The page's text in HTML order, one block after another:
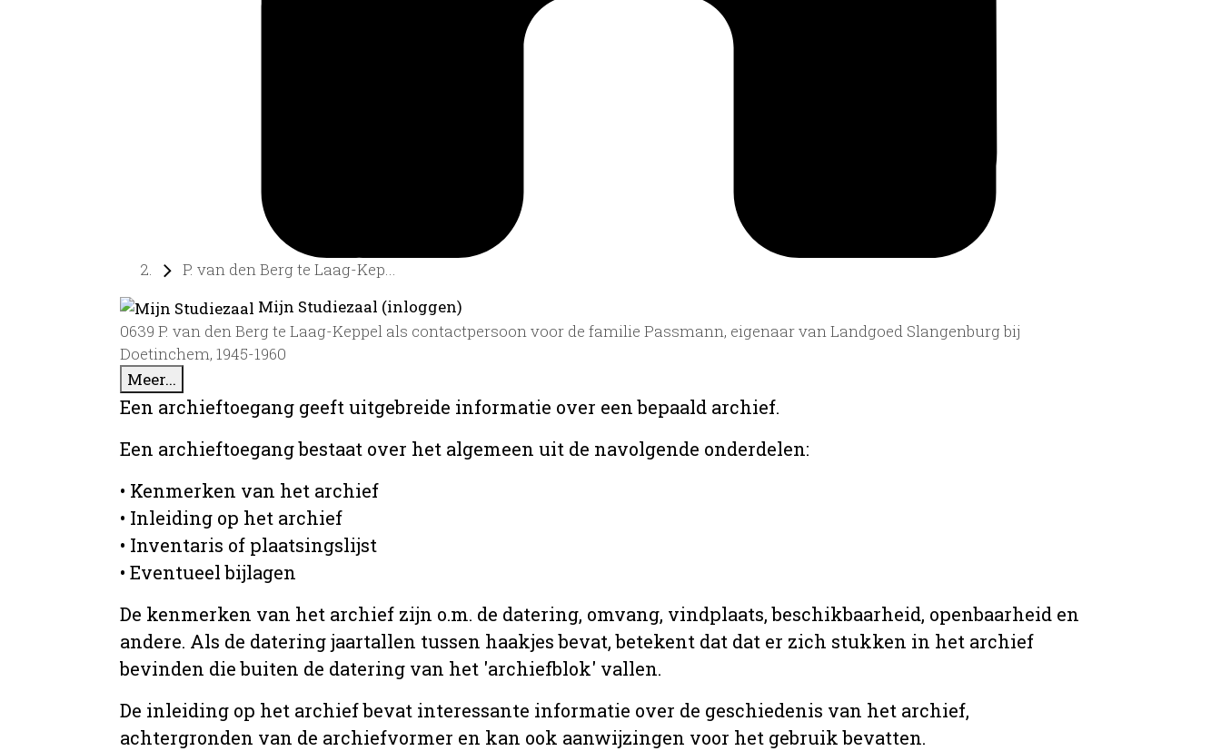
P. van den Berg te Laag-Kep...
Mijn Studiezaal (inloggen)
0639 P. van den Berg te Laag-Keppel als contactpersoon voor de familie Passmann, eigenaar van Landgoed Slangenburg bij
Doetinchem, 1945-1960
Meer...
Een archieftoegang geeft uitgebreide informatie over een bepaald archief.
Een archieftoegang bestaat over het algemeen uit de navolgende onderdelen:
• Kenmerken van het archief
• Inleiding op het archief
• Inventaris of plaatsingslijst
• Eventueel bijlagen
De kenmerken van het archief zijn o.m. de datering, omvang, vindplaats, beschikbaarheid, openbaarheid en
andere. Als de datering jaartallen tussen haakjes bevat, betekent dat dat er zich stukken in het archief
bevinden die buiten de datering van het 'archiefblok' vallen.
De inleiding op het archief bevat interessante informatie over de geschiedenis van het archief,
achtergronden van de archiefvormer en kan ook aanwijzingen voor het gebruik bevatten.